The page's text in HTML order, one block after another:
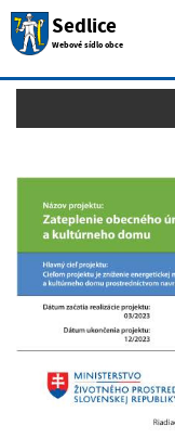
Sedlice
Webové sídlo obce